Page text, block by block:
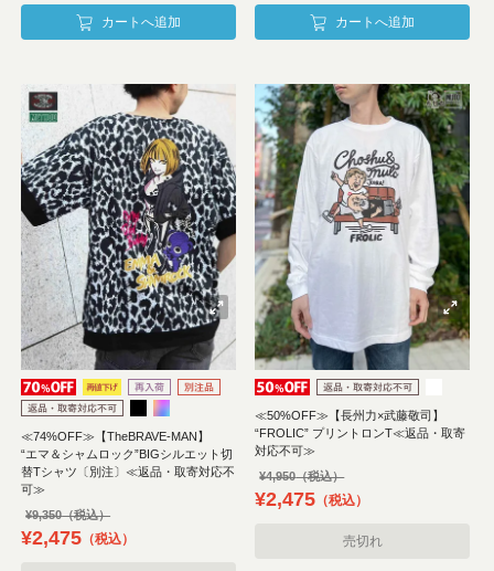
カートへ追加 カートへ追加
≪74%OFF≫【TheBRAVE-MAN】
“エマ＆シャムロック”BIGシルエット切
替Tシャツ〔別注〕≪返品・取寄対応不
可≫
¥9,350
¥2,475 税込
≪50%OFF≫【長州力×武藤敬司】
“FROLIC” プリントロンT≪返品・取寄
対応不可≫
¥4,950
¥2,475 税込
売切れ